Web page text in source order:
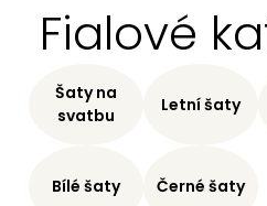
Fialové
Šaty na
svatbu
Letní šaty
Bílé šaty Černé šaty